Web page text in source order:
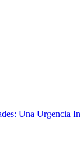
Una Urgencia